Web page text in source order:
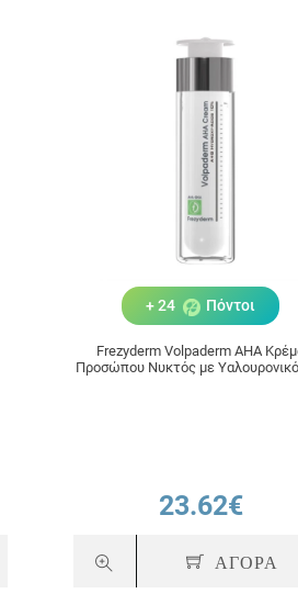
+ 24 Πόντοι
Frezyderm Volpaderm AHA
Προσώπου Νυκτός με Υαλουρονικό
23.62€
ΑΓΟΡΑ